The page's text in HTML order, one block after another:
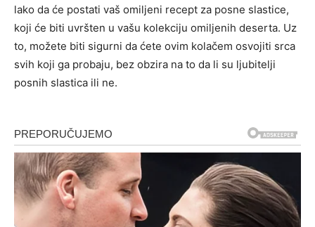
lako da će postati vaš omiljeni recept za posne slastice,
koji će biti uvršten u vašu kolekciju omiljenih deserta. Uz
to, možete biti sigurni da ćete ovim kolačem osvojiti srca
svih koji ga probaju, bez obzira na to da li su ljubitelji
posnih slastica ili ne.